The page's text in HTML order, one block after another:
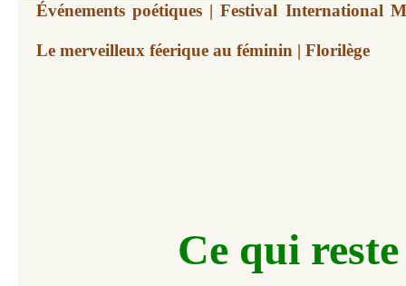
Événements poétiques | Festival International
Le merveilleux féerique au féminin | Florilège
Ce qui reste